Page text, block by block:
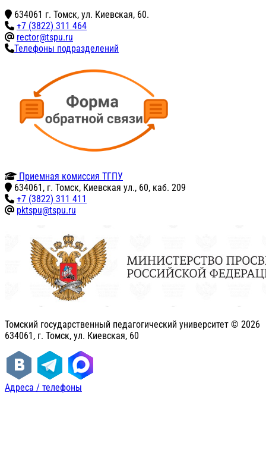
634061 г. Томск, ул. Киевская, 60.
+7 (3822) 311 464
rector@tspu.ru
Телефоны подразделений
Приемная комиссия ТГПУ
634061, г. Томск, Киевская ул., 60, каб. 209
+7 (3822) 311 411
pktspu@tspu.ru
Томский государственный педагогический университет © 2026
634061, г. Томск, ул. Киевская, 60
Адреса / телефоны